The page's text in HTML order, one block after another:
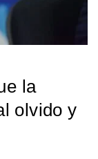
la
olvido y